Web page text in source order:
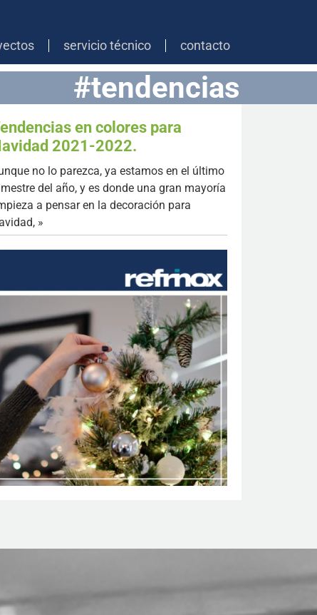
servicio técnico contacto
#tendencias
en colores para
2021-2022.
no lo parezca, ya estamos en el último
del año, y es donde una gran mayoría
a pensar en la decoración para
»